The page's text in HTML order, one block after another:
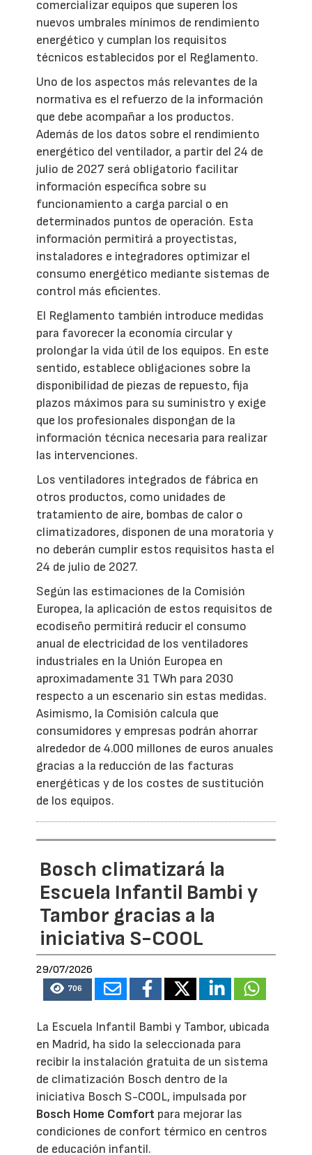
comercializar equipos que superen los
nuevos umbrales mínimos de rendimiento
energético y cumplan los requisitos
técnicos establecidos por el Reglamento.
Uno de los aspectos más relevantes de la
normativa es el refuerzo de la información
que debe acompañar a los productos.
Además de los datos sobre el rendimiento
energético del ventilador, a partir del 24 de
julio de 2027 será obligatorio facilitar
información específica sobre su
funcionamiento a carga parcial o en
determinados puntos de operación. Esta
información permitirá a proyectistas,
instaladores e integradores optimizar el
consumo energético mediante sistemas de
control más eficientes.
El Reglamento también introduce medidas
para favorecer la economía circular y
prolongar la vida útil de los equipos. En este
sentido, establece obligaciones sobre la
disponibilidad de piezas de repuesto, fija
plazos máximos para su suministro y exige
que los profesionales dispongan de la
información técnica necesaria para realizar
las intervenciones.
Los ventiladores integrados de fábrica en
otros productos, como unidades de
tratamiento de aire, bombas de calor o
climatizadores, disponen de una moratoria y
no deberán cumplir estos requisitos hasta el
24 de julio de 2027.
Según las estimaciones de la Comisión
Europea, la aplicación de estos requisitos de
ecodiseño permitirá reducir el consumo
anual de electricidad de los ventiladores
industriales en la Unión Europea en
aproximadamente 31 TWh para 2030
respecto a un escenario sin estas medidas.
Asimismo, la Comisión calcula que
consumidores y empresas podrán ahorrar
alrededor de 4.000 millones de euros anuales
gracias a la reducción de las facturas
energéticas y de los costes de sustitución
de los equipos.
Bosch climatizará la
Escuela Infantil Bambi y
Tambor gracias a la
iniciativa S-COOL
29/07/2026
706
La Escuela Infantil Bambi y Tambor, ubicada
en Madrid, ha sido la seleccionada para
recibir la instalación gratuita de un sistema
de climatización Bosch dentro de la
iniciativa Bosch S-COOL, impulsada por
Bosch Home Comfort para mejorar las
condiciones de confort térmico en centros
de educación infantil.